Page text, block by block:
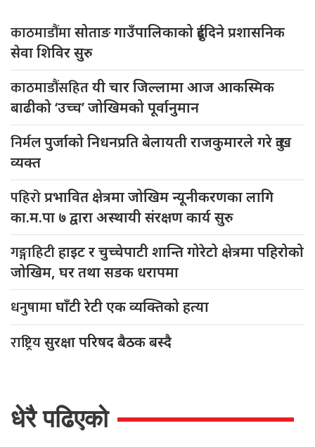
काठमाडौंमासोताङ गाउँपालिकाको दुईदिने प्रशासनिक
सेवा शिविर सुरु
काठमाडौंसहितयी चार जिल्लामा आज आकस्मिक
बाढीको ‘उच्च’ जोखिमको पूर्वानुमान
निर्मलपुर्जाको निधनप्रति बेलायती राजकुमारले गरे दुःख
व्यक्त
पहिरोप्रभावित क्षेत्रमा जोखिम न्यूनीकरणका लागि
का.म.पा ७ द्वारा अस्थायी संरक्षण कार्य सुरु
गङ्गाहिटीहाइट र चुच्चेपाटी शान्ति गोरेटो क्षेत्रमा पहिरोको
जोखिम, घर तथा सडक धरापमा
धनुषामाघाँटी रेटी एक व्यक्तिको हत्या
राष्ट्रियसुरक्षा परिषद बैठक बस्दै
धेरै पढिएको